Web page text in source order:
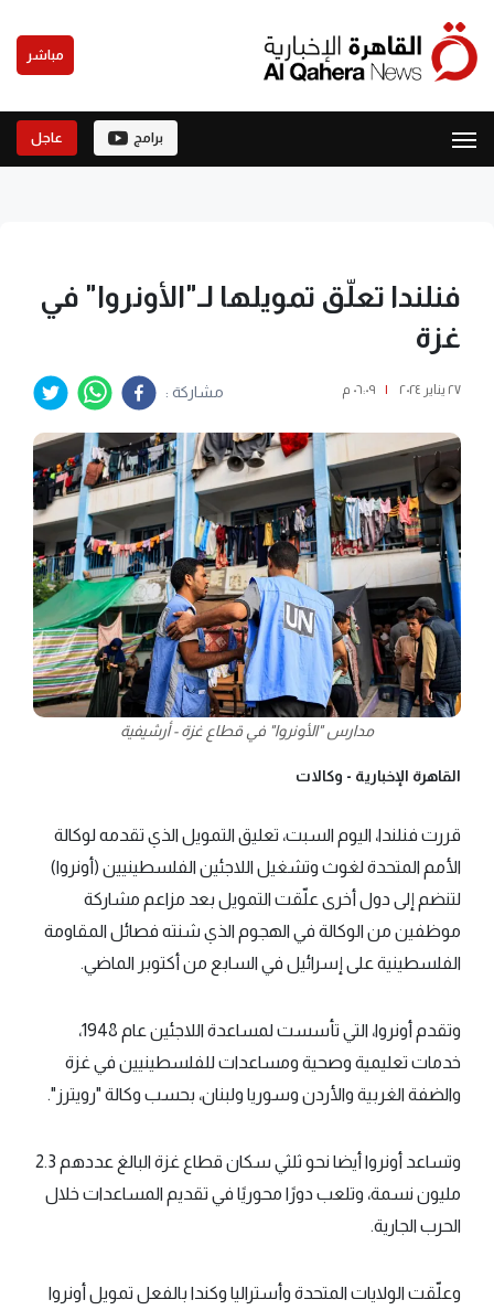
مباشر
برامج عاجل
فنلندا تعلّق تمويلها لـ"الأونروا" في
غزة
٢٧ يناير ٢٠٢٤ | ٠٦:٠٩ م مشاركة :
مدارس "الأونروا" في قطاع غزة - أرشيفية
القاهرة الإخبارية - وكالات
قررت فنلندا، اليوم السبت، تعليق التمويل الذي تقدمه لوكالة
الأمم المتحدة لغوث وتشغيل اللاجئين الفلسطينيين (أونروا)
لتنضم إلى دول أخرى علّقت التمويل بعد مزاعم مشاركة
موظفين من الوكالة في الهجوم الذي شنته فصائل المقاومة
الفلسطينية على إسرائيل في السابع من أكتوبر الماضي.
وتقدم أونروا، التي تأسست لمساعدة اللاجئين عام 1948،
خدمات تعليمية وصحية ومساعدات للفلسطينيين في غزة
والضفة الغربية والأردن وسوريا ولبنان، بحسب وكالة "رويترز".
وتساعد أونروا أيضا نحو ثلثي سكان قطاع غزة البالغ عددهم 2.3
مليون نسمة، وتلعب دورًا محوريًا في تقديم المساعدات خلال
الحرب الجارية.
وعلّقت الولايات المتحدة وأستراليا وكندا بالفعل تمويل أونروا